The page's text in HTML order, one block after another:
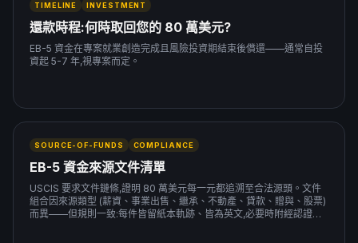
TIMELINE INVESTMENT
還款時程:何時取回您的 80 萬美元?
EB-5 資金在專案就業創造完成且風險投資期結束後償還——通常自投
資起 5-7 年,視專案而定。
SOURCE-OF-FUNDS COMPLIANCE
EB-5 資金來源文件清單
USCIS 要求文件鏈條,證明 80 萬美元每一元都追溯至合法源頭。文件
組合因來源類型 (薪資、事業出售、繼承、不動產、貸款、贈與、股票)
而異——但規則一致:每件皆留紙本軌跡、皆為英文,必要時附經認證翻